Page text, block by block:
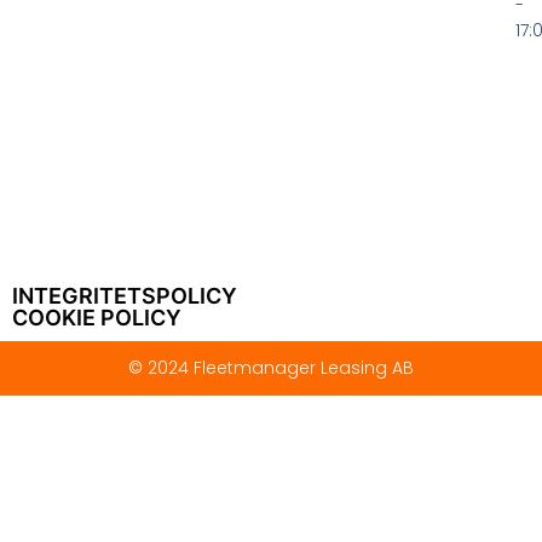
INTEGRITETSPOLICY
COOKIE POLICY
© 2024 Fleetmanager Leasing AB